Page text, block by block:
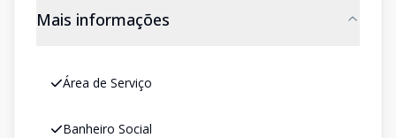
Mais informações
Área de Serviço
Banheiro Social